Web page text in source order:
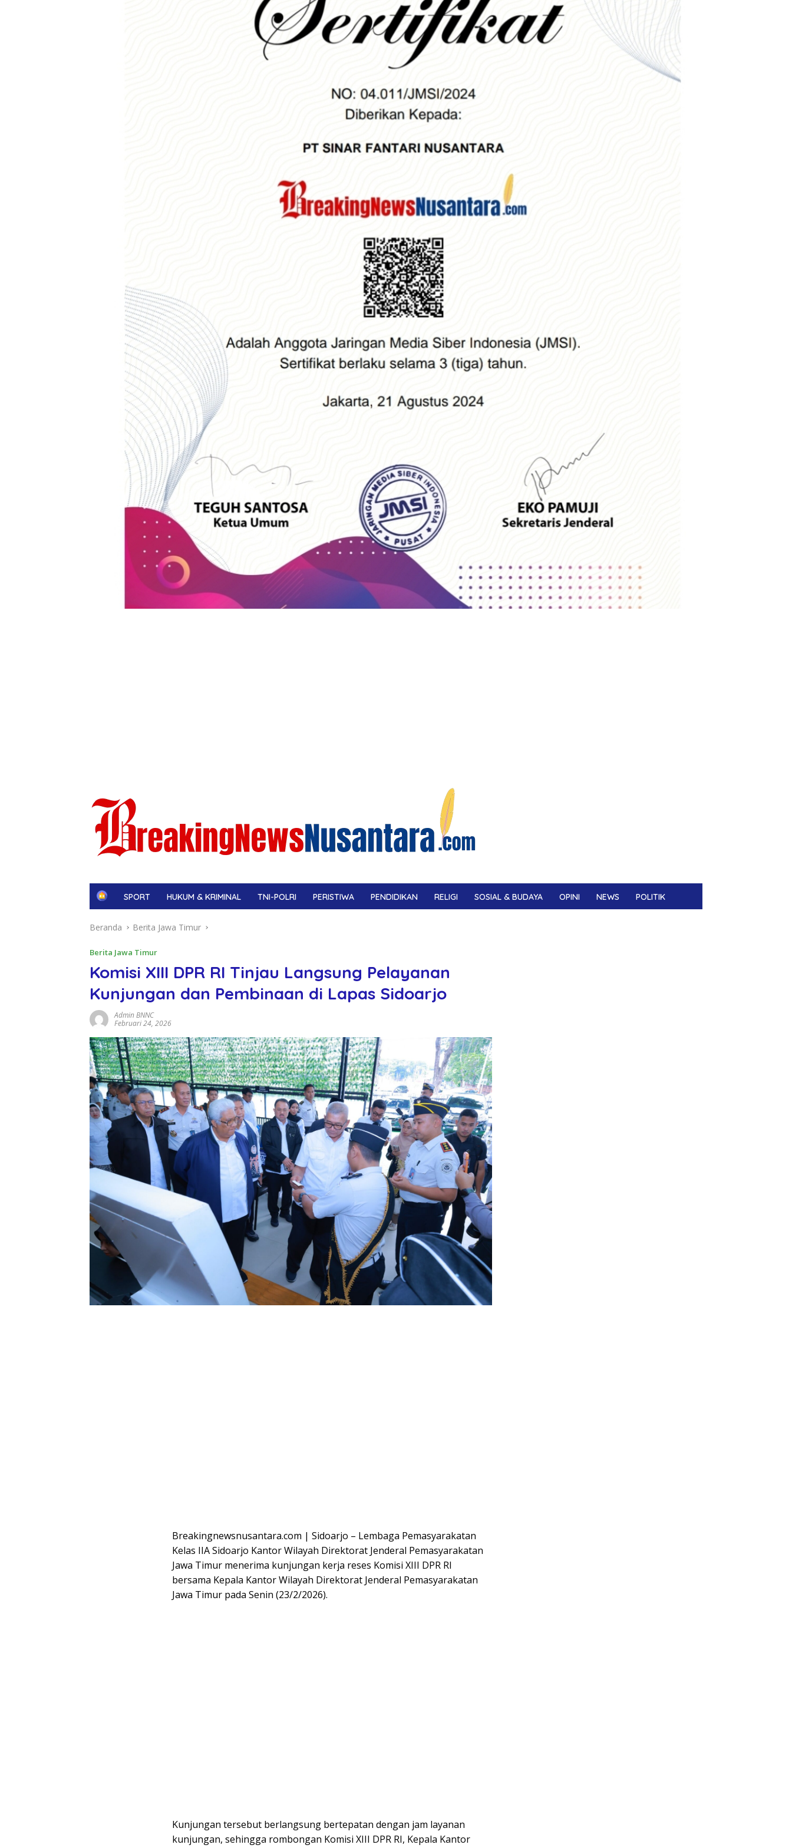
H
e
SPORT HUKUM & KRIMINAL TNI-POLRI PERISTIWA PENDIDIKAN RELIGI SOSIAL & BUDAYA OPINI NEWS POLITIK
Beranda Berita Jawa Timur
Berita Jawa Timur
Komisi XIII DPR RI Tinjau Langsung Pelayanan
Kunjungan dan Pembinaan di Lapas Sidoarjo
Admin BNNC
Februari 24, 2026
Breakingnewsnusantara.com | Sidoarjo – Lembaga Pemasyarakatan
Kelas IIA Sidoarjo Kantor Wilayah Direktorat Jenderal Pemasyarakatan
Jawa Timur menerima kunjungan kerja reses Komisi XIII DPR RI
bersama Kepala Kantor Wilayah Direktorat Jenderal Pemasyarakatan
Jawa Timur pada Senin (23/2/2026).
Kunjungan tersebut berlangsung bertepatan dengan jam layanan
kunjungan, sehingga rombongan Komisi XIII DPR RI, Kepala Kantor